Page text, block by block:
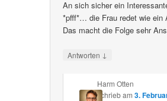
An sich sicher ein
*pfff*… die Frau redet wie ein
Das macht die Folge sehr
Antworten ↓
Harm Otten
schriebam 3.